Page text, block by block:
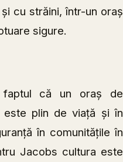
cu străini, într-un oraș
sigure.
faptul că un oraș de
plin de viață și în
în comunitățile în
Jacobs cultura este